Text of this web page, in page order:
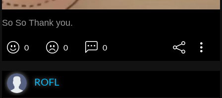
So So Thank you.
0 0 0
ROFL